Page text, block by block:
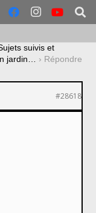
suivis et
jardin… › Répondre
#28618